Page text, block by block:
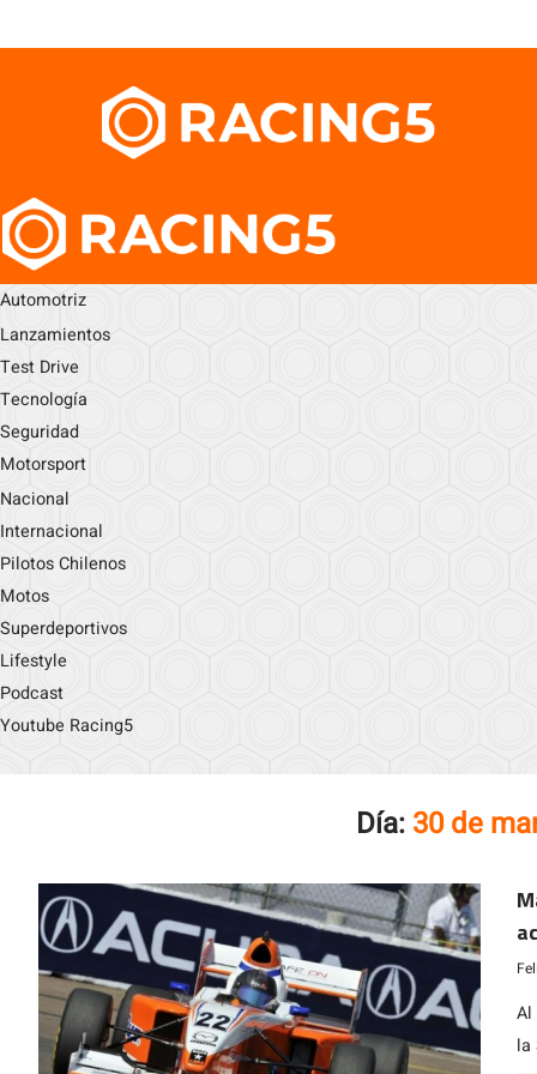
Automotriz
Lanzamientos
Test Drive
Tecnología
Seguridad
Motorsport
Nacional
Internacional
Pilotos Chilenos
Motos
Superdeportivos
Lifestyle
Podcast
Youtube Racing5
Día: 30 de
Al
la